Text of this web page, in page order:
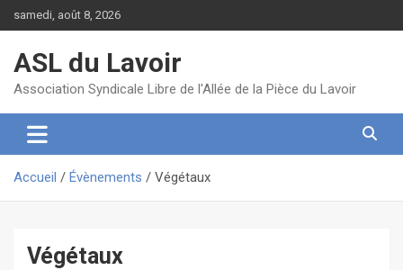
au
samedi, août 8, 2026
ASL du Lavoir
Association Syndicale Libre de l'Allée de la Pièce du Lavoir
Accueil Évènements Végétaux
Végétaux